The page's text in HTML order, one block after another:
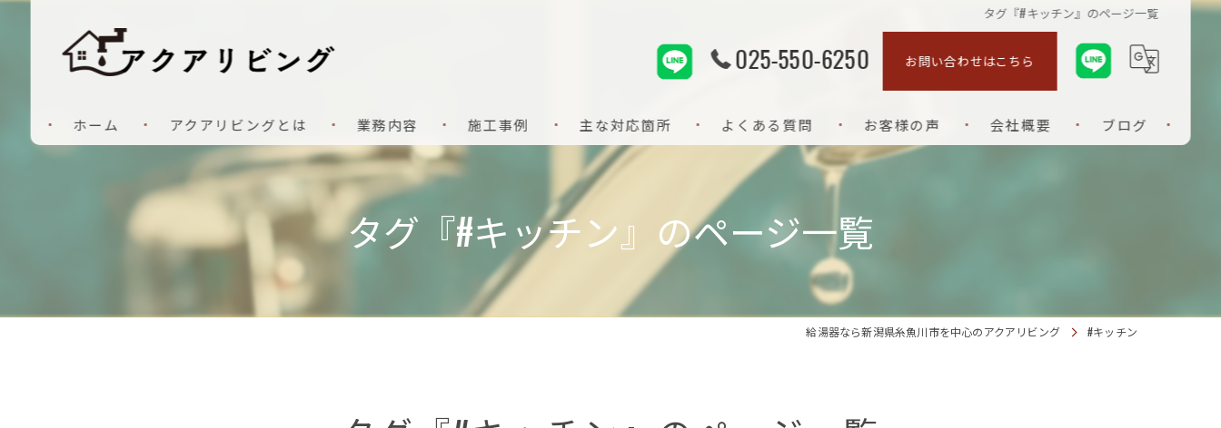
タグ『#キッチン』のページ一覧
025-550-6250 お問い合わせはこちら
ホーム アクアリビングとは 業務内容 施工事例 主な対応箇所
給排水設備
水回り設備
水回りリフォーム
水道修理
よくある質問 お客様の声 会社概要 ブログ
タグ『#キッチン』のページ一覧
給湯器なら新潟県糸魚川市を中心のアクアリビング #キッチン